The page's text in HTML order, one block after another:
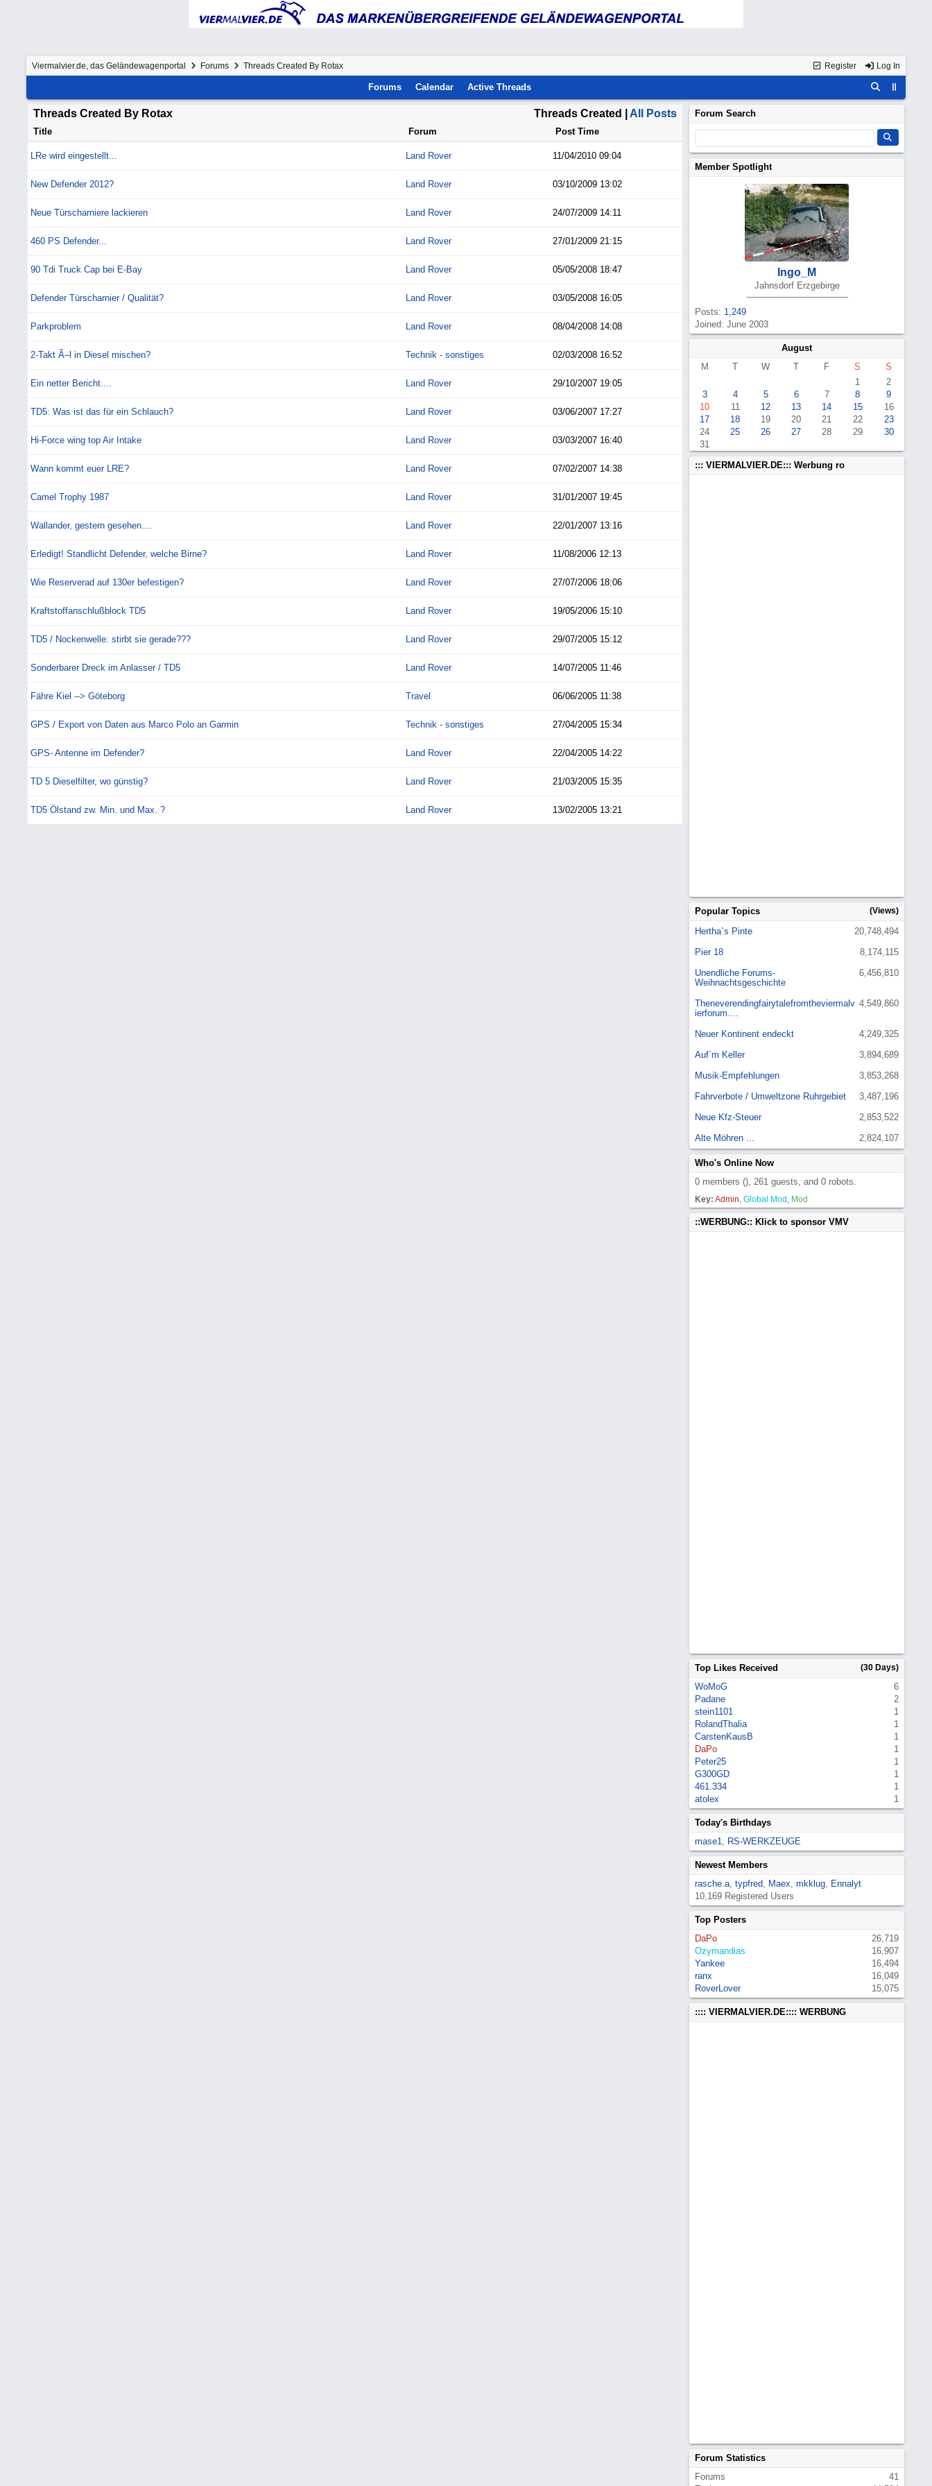
Register Log In
Viermalvier.de, das Geländewagenportal Forums Threads Created By Rotax
Forums Calendar Active Threads
Threads Created | All Posts
Threads Created By Rotax
Title Forum Post Time
LRe wird eingestellt... Land Rover 11/04/2010 09:04
New Defender 2012? Land Rover 03/10/2009 13:02
Neue Türscharniere lackieren Land Rover 24/07/2009 14:11
460 PS Defender... Land Rover 27/01/2009 21:15
90 Tdi Truck Cap bei E-Bay Land Rover 05/05/2008 18:47
Defender Türscharnier / Qualität? Land Rover 03/05/2008 16:05
Parkproblem Land Rover 08/04/2008 14:08
2-Takt Ã–l in Diesel mischen? Technik - sonstiges 02/03/2008 16:52
Ein netter Bericht.... Land Rover 29/10/2007 19:05
TD5: Was ist das für ein Schlauch? Land Rover 03/06/2007 17:27
Hi-Force wing top Air Intake Land Rover 03/03/2007 16:40
Wann kommt euer LRE? Land Rover 07/02/2007 14:38
Camel Trophy 1987 Land Rover 31/01/2007 19:45
Wallander, gestern gesehen.... Land Rover 22/01/2007 13:16
Erledigt! Standlicht Defender, welche Birne? Land Rover 11/08/2006 12:13
Wie Reserverad auf 130er befestigen? Land Rover 27/07/2006 18:06
Kraftstoffanschlußblock TD5 Land Rover 19/05/2006 15:10
TD5 / Nockenwelle: stirbt sie gerade??? Land Rover 29/07/2005 15:12
Sonderbarer Dreck im Anlasser / TD5 Land Rover 14/07/2005 11:46
Fähre Kiel --> Göteborg Travel 06/06/2005 11:38
GPS / Export von Daten aus Marco Polo an Garmin Technik - sonstiges 27/04/2005 15:34
GPS- Antenne im Defender? Land Rover 22/04/2005 14:22
TD 5 Dieselfilter, wo günstig? Land Rover 21/03/2005 15:35
TD5 Ölstand zw. Min. und Max. ? Land Rover 13/02/2005 13:21
Forum Search
Member Spotlight
Ingo_M
Jahnsdorf Erzgebirge
Posts: 1,249
Joined: June 2003
August
M
T W T F S
S
1
2
3
4 5 6 7 8
9
10
11 12 13 14 15
16
17
18 19 20 21 22
23
24
25 26 27 28 29
30
31
::: VIERMALVIER.DE::: Werbung ro
Popular Topics (Views)
20,748,494
Hertha`s Pinte
8,174,115
Pier 18
6,456,810
Unendliche Forums-
Weihnachtsgeschichte
4,549,860
Theneverendingfairytalefromtheviermalv
ierforum....
4,249,325
Neuer Kontinent endeckt
3,894,689
Auf`m Keller
3,853,268
Musik-Empfehlungen
3,487,196
Fahrverbote / Umweltzone Ruhrgebiet
2,853,522
Neue Kfz-Steuer
2,824,107
Alte Möhren ...
Who's Online Now
0 members (), 261 guests, and 0 robots.
Key: Admin, Global Mod , Mod
::WERBUNG:: Klick to sponsor VMV
Top Likes Received (30 Days)
WoMoG
6
Padane
2
stein1101
1
RolandThalia
1
CarstenKausB
1
DaPo
1
Peter25
1
G300GD
1
461.334
1
atolex
1
Today's Birthdays
mase1, RS-WERKZEUGE
Newest Members
rasche.a, typfred, Maex, mkklug, Ennalyt
10,169 Registered Users
Top Posters
DaPo
26,719
Ozymandias
16,907
Yankee
16,494
ranx
16,049
RoverLover
15,075
:::: VIERMALVIER.DE:::: WERBUNG
Forum Statistics
Forums
41